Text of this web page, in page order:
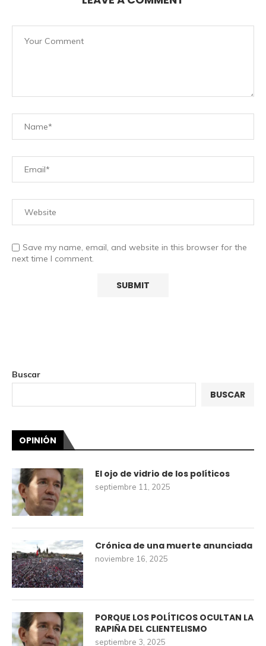
Save my name, email, and website in this browser for the
next time I comment.
Buscar
BUSCAR
OPINIÓN
El ojo de vidrio de los políticos
septiembre 11, 2025
Crónica de una muerte anunciada
noviembre 16, 2025
PORQUE LOS POLÍTICOS OCULTAN LA
RAPIÑA DEL CLIENTELISMO
septiembre 3, 2025